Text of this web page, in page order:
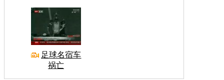
足球名宿车
祸亡